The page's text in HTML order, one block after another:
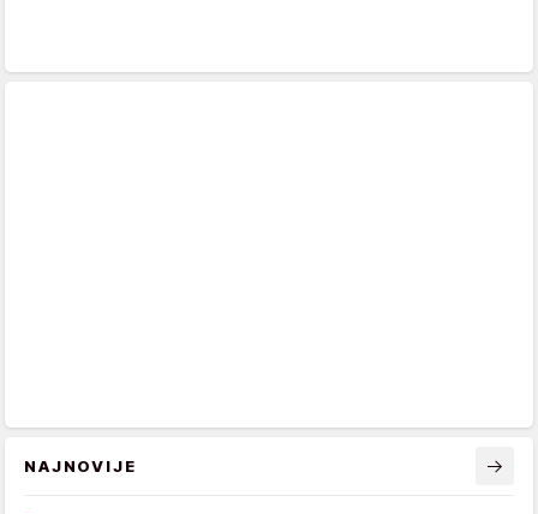
NAJNOVIJE